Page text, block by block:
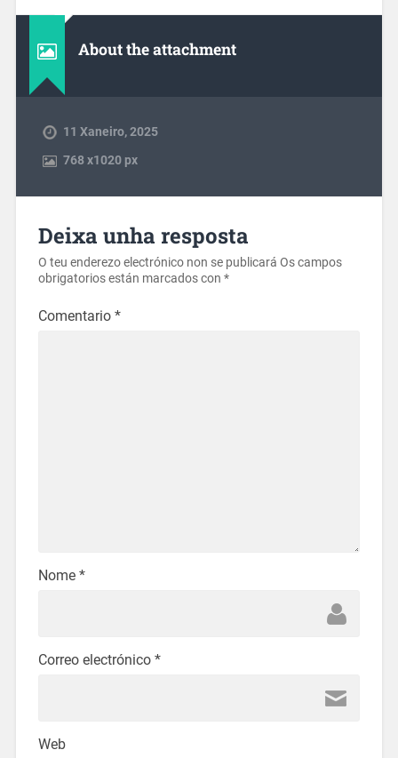
About the attachment
11 Xaneiro, 2025
768x1020 px
Deixa unha resposta
O teu enderezo electrónico non se publicará Os campos
obrigatorios están marcados con *
Comentario *
Nome *
Correo electrónico *
Web